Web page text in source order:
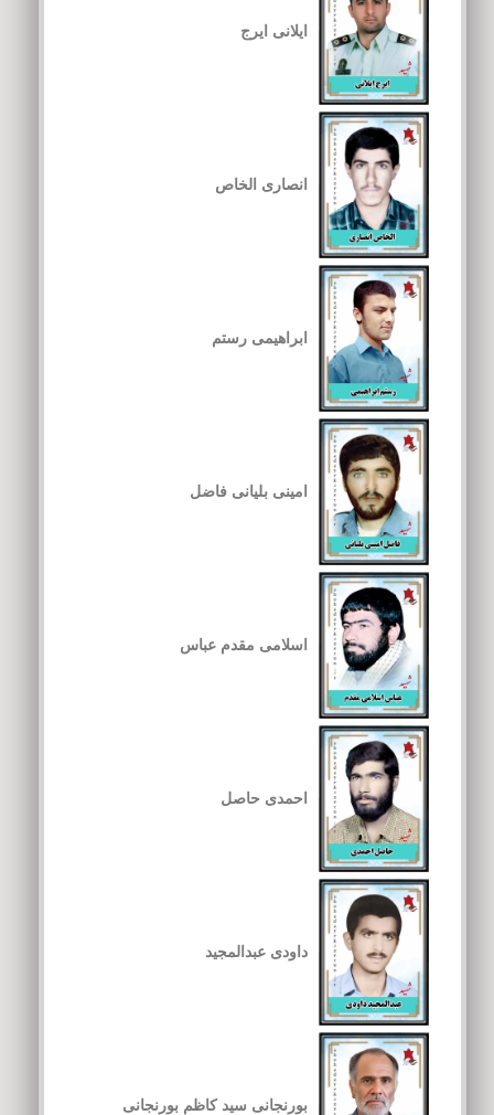
ایلانی ایرج
انصاری الخاص
ابراهیمی رستم
امینی بلیانی فاضل
اسلامی مقدم عباس
احمدی حاصل
داودی عبدالمجید
بورنجانی سید کاظم بورنجانی